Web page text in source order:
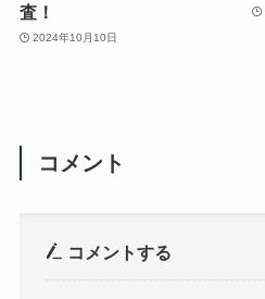
査！
2024年10月10日
コメント
コメントする